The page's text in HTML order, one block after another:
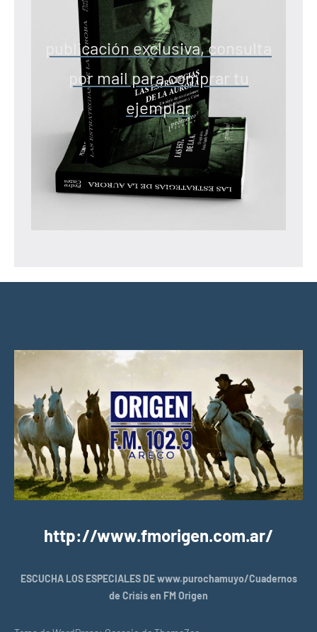
publicación exclusiva, consulta
por mail para comprar tu
ejemplar
http://www.fmorigen.com.ar/
ESCUCHA LOS ESPECIALES DE www.purochamuyo/Cuadernos
de Crisis en FM Origen